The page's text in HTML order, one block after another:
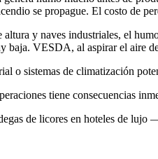
se propague. El costo de
y naves industriales, el
baja. VESDA, al aspirar el aire
o sistemas de climatización
tiene consecuencias
de licores en hoteles de